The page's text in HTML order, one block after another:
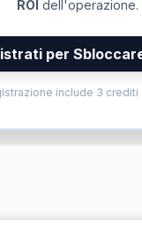
ROI dell'operazione.
per
include 3 crediti